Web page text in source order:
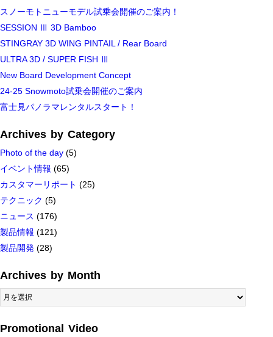
スノーモトニューモデル試乗会開催のご案内！
SESSION Ⅲ 3D Bamboo
STINGRAY 3D WING PINTAIL / Rear Board
ULTRA 3D / SUPER FISH Ⅲ
New Board Development Concept
24-25 Snowmoto試乗会開催のご案内
富士見パノラマレンタルスタート！
Archives by Category
Photo of the day (5)
イベント情報 (65)
カスタマーリポート (25)
テクニック (5)
ニュース (176)
製品情報 (121)
製品開発 (28)
Archives by Month
Archives
by
Promotional Video